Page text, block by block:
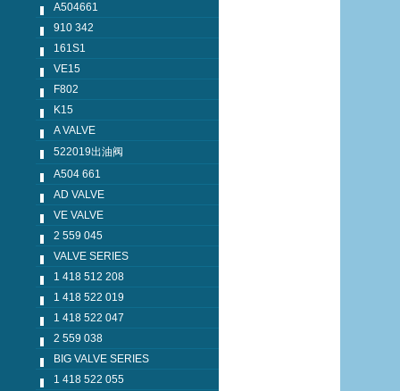
A504661
910 342
161S1
VE15
F802
K15
A VALVE
522019出油阀
A504 661
AD VALVE
VE VALVE
2 559 045
VALVE SERIES
1 418 512 208
1 418 522 019
1 418 522 047
2 559 038
BIG VALVE SERIES
1 418 522 055